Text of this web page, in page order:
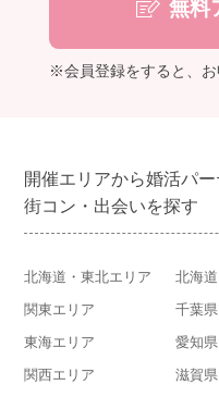
無料
※会員登録をすると、
開催エリアから婚活パ
街コン・出会いを探す
北海道・東北エリア 北海道
関東エリア 千葉県
東海エリア 愛知県
関西エリア 滋賀県